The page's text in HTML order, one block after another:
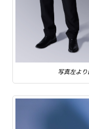
写真左よ